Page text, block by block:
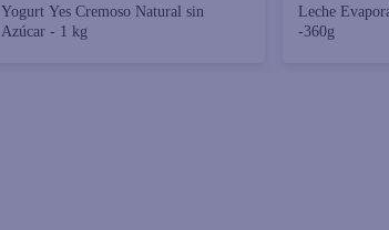
Yogurt Yes Cremoso Natural sin
Azúcar - 1 kg
Leche
-360g